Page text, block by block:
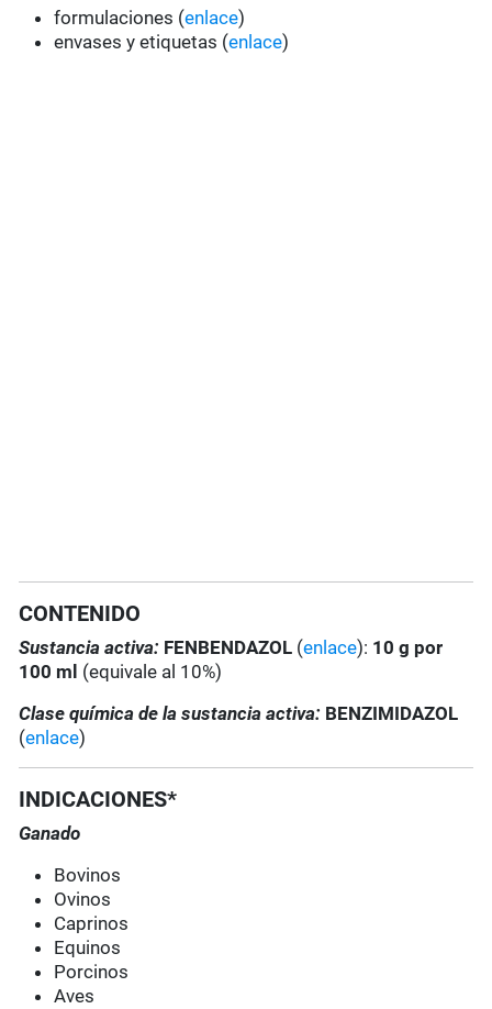
formulaciones (enlace)
envases y etiquetas (enlace)
CONTENIDO
Sustancia activa: FENBENDAZOL (enlace): 10 g por
100 ml (equivale al 10%)
Clase química de la sustancia activa: BENZIMIDAZOL
(enlace)
INDICACIONES*
Ganado
Bovinos
Ovinos
Caprinos
Equinos
Porcinos
Aves